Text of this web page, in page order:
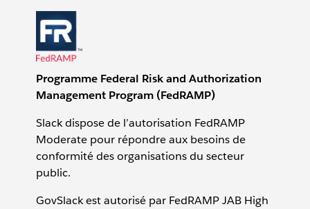
Programme Federal Risk and Authorization
Management Program (FedRAMP)
Slack dispose de l’autorisation FedRAMP
Moderate pour répondre aux besoins de
conformité des organisations du secteur
public.
GovSlack est autorisé par FedRAMP JAB High